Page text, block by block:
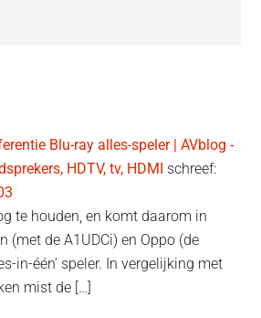
Blu-ray alles-speler | AVblog -
HDTV, tv, HDMI schreef:
te houden, en komt daarom in
(met de A1UDCi) en Oppo (de
in-één’ speler. In vergelijking met
mist de […]